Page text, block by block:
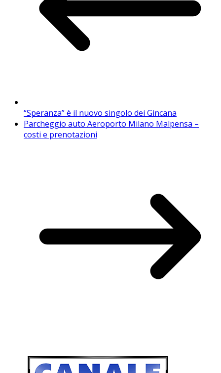
“Speranza” è il nuovo singolo dei Gincana
Parcheggio auto Aeroporto Milano Malpensa –
costi e prenotazioni